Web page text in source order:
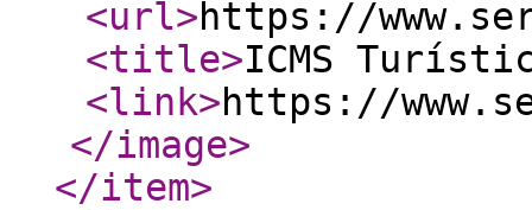
<url>https://
<title>ICMS
<link>https://
</image>
</item>